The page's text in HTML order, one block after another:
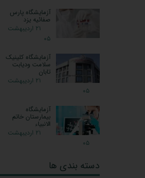
آزمایشگاه پارس
صفائیه یزد
۲۱ اردیبهشت
۰۵
آزمایشگاه کلینیک
سلامت ودیابت
تابان
۲۱ اردیبهشت
۰۵
آزمایشگاه
بیمارستان خاتم
الانبیاء
۲۱ اردیبهشت
۰۵
دسته بندی ها